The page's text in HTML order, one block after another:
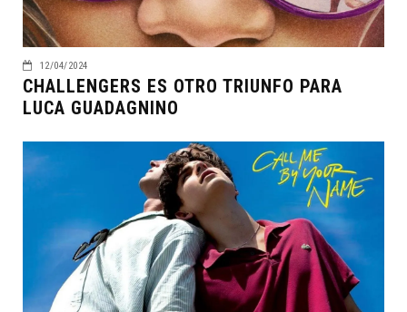
12/04/2024
CHALLENGERS ES OTRO TRIUNFO PARA
LUCA GUADAGNINO